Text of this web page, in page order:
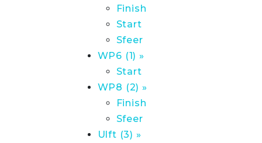
Finish
Start
Sfeer
WP6 (1) »
Start
WP8 (2) »
Finish
Sfeer
Ulft (3) »